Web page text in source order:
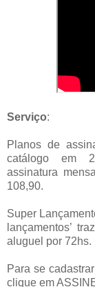
Serviço:
Planos de
catálogo em 2
assinatura
108,90.
Super
lançamentos’
aluguel por 72hs.
Para se
clique em